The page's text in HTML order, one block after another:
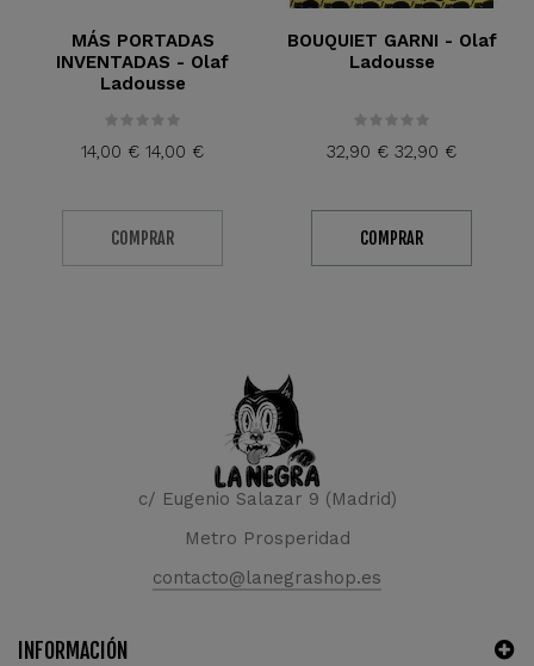
MÁS PORTADAS
INVENTADAS - Olaf
Ladousse
14,00 € 14,00 €
COMPRAR
BOUQUIET GARNI - Olaf
Ladousse
32,90 € 32,90 €
COMPRAR
c/ Eugenio Salazar 9 (Madrid)
Metro Prosperidad
contacto@lanegrashop.es
INFORMACIÓN